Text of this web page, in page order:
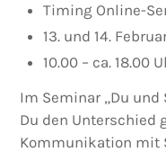
Timing Online-
13. und 14.
10.00 – ca. 18.00
Im Seminar „Du
Du den Unterschied
Kommunikation mit